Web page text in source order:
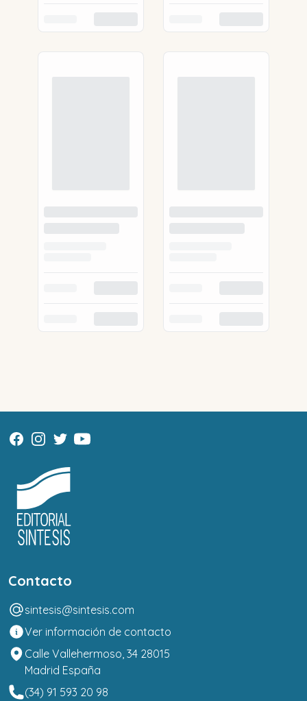
Contacto
sintesis@sintesis.com
Ver información de contacto
Calle Vallehermoso, 34 28015
Madrid España
(34) 91 593 20 98